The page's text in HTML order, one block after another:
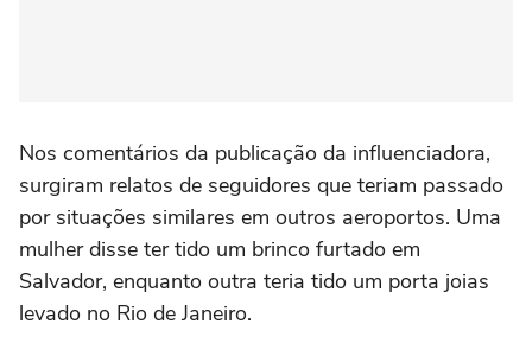
Nos comentários da publicação da influenciadora,
surgiram relatos de seguidores que teriam passado
por situações similares em outros aeroportos. Uma
mulher disse ter tido um brinco furtado em
Salvador, enquanto outra teria tido um porta joias
levado no Rio de Janeiro.